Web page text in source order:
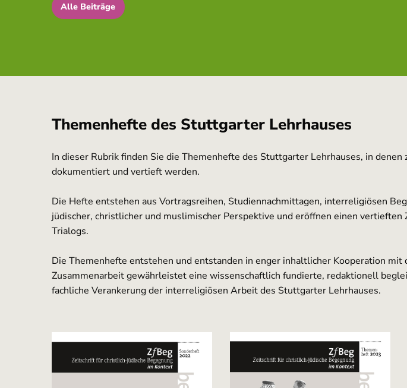
Alle Beiträge
Themenhefte des Stuttgarter Lehrhauses
In dieser Rubrik finden Sie die Themenhefte des Stuttgarter Lehrhauses, in
dokumentiert und vertieft werden.
Die Hefte entstehen aus Vortragsreihen, Studiennachmittagen, interreligiösen
jüdischer, christlicher und muslimischer Perspektive und eröffnen einen
Trialogs.
Die Themenhefte entstehen und entstanden in enger inhaltlicher Kooperation
Zusammenarbeit gewährleistet eine wissenschaftlich fundierte, redaktionell
fachliche Verankerung der interreligiösen Arbeit des Stuttgarter Lehrhauses.